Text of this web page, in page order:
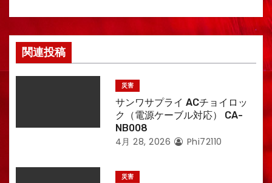
関連投稿
災害
サンワサプライ ACチョイロッ
ク（電源ケーブル対応） CA-
NB008
4月 28, 2026 Phi72110
災害